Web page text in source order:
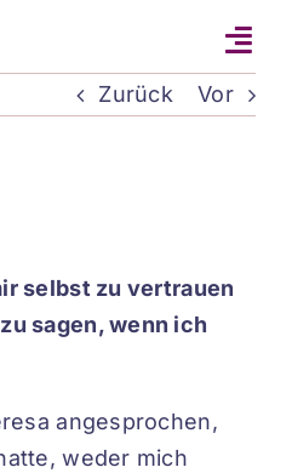
Zurück Vor
selbst zu vertrauen
sagen, wenn ich
angesprochen,
weder mich